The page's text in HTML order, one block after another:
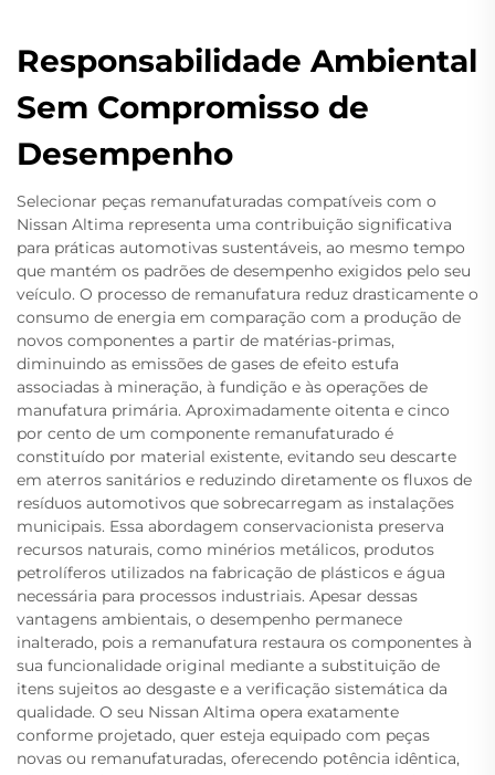
Responsabilidade Ambiental
Sem Compromisso de
Desempenho
Selecionar peças remanufaturadas compatíveis com o
Nissan Altima representa uma contribuição significativa
para práticas automotivas sustentáveis, ao mesmo tempo
que mantém os padrões de desempenho exigidos pelo seu
veículo. O processo de remanufatura reduz drasticamente o
consumo de energia em comparação com a produção de
novos componentes a partir de matérias-primas,
diminuindo as emissões de gases de efeito estufa
associadas à mineração, à fundição e às operações de
manufatura primária. Aproximadamente oitenta e cinco
por cento de um componente remanufaturado é
constituído por material existente, evitando seu descarte
em aterros sanitários e reduzindo diretamente os fluxos de
resíduos automotivos que sobrecarregam as instalações
municipais. Essa abordagem conservacionista preserva
recursos naturais, como minérios metálicos, produtos
petrolíferos utilizados na fabricação de plásticos e água
necessária para processos industriais. Apesar dessas
vantagens ambientais, o desempenho permanece
inalterado, pois a remanufatura restaura os componentes à
sua funcionalidade original mediante a substituição de
itens sujeitos ao desgaste e a verificação sistemática da
qualidade. O seu Nissan Altima opera exatamente
conforme projetado, quer esteja equipado com peças
novas ou remanufaturadas, oferecendo potência idêntica,